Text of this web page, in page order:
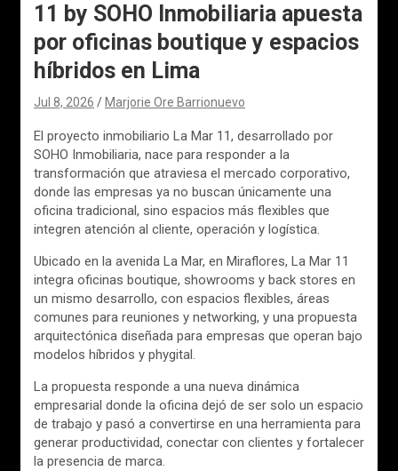
11 by SOHO Inmobiliaria apuesta
por oficinas boutique y espacios
híbridos en Lima
Jul 8, 2026 Marjorie Ore Barrionuevo
El proyecto inmobiliario La Mar 11, desarrollado por
SOHO Inmobiliaria, nace para responder a la
transformación que atraviesa el mercado corporativo,
donde las empresas ya no buscan únicamente una
oficina tradicional, sino espacios más flexibles que
integren atención al cliente, operación y logística.
Ubicado en la avenida La Mar, en Miraflores, La Mar 11
integra oficinas boutique, showrooms y back stores en
un mismo desarrollo, con espacios flexibles, áreas
comunes para reuniones y networking, y una propuesta
arquitectónica diseñada para empresas que operan bajo
modelos híbridos y phygital.
La propuesta responde a una nueva dinámica
empresarial donde la oficina dejó de ser solo un espacio
de trabajo y pasó a convertirse en una herramienta para
generar productividad, conectar con clientes y fortalecer
la presencia de marca.